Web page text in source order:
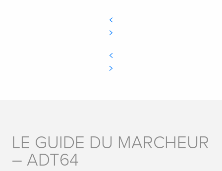
LE GUIDE DU MARCHEUR
– ADT64